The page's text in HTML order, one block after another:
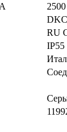
2500
DKC
RU
IP55